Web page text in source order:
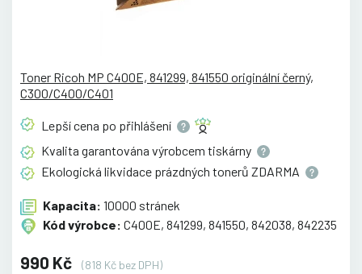
Toner Ricoh MP C400E, 841299, 841550 originální černý,
C300/C400/C401
Lepší cena po přihlášení
Kvalita garantována výrobcem tiskárny
Ekologická likvidace prázdných tonerů ZDARMA
Kapacita: 10000 stránek
Kód výrobce: C400E, 841299, 841550, 842038, 842235
990 Kč
(818 Kč bez DPH)